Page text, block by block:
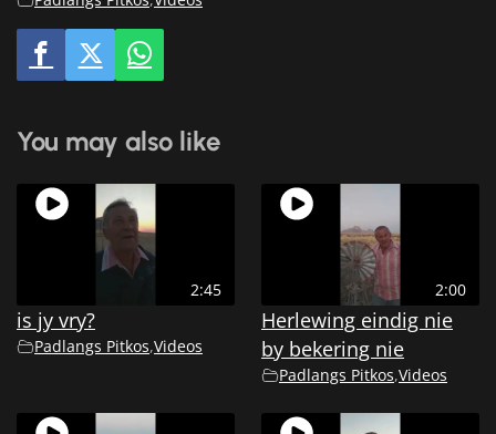
You may also like
2:45
is jy vry?
Padlangs Pitkos,Videos
2:00
Herlewing eindig nie
by bekering nie
Padlangs Pitkos,Videos